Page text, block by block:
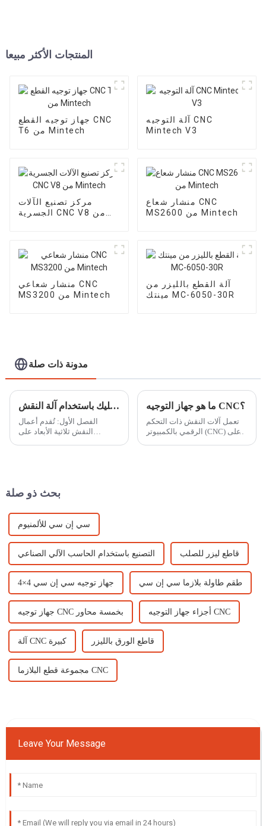
المنتجات الأكثر مبيعا
جهاز توجيه القطع CNC
T6 من Mintech
آلة التوجيه CNC
Mintech V3
مركز تصنيع الآلات
الجسرية CNC V8 من
منشار شعاع CNC
MS2600 من Mintech
منشار شعاعي CNC
MS3200 من Mintech
آلة القطع بالليزر من
مينتك MC-6050-30R
مدونة ذات صلة
كيفية إنشاء أعمال نقش ثلاثية الأبعاد من الأكريليك باستخدام آلة النقش CNC
الفصل الأول: تُقدم أعمال
النقش ثلاثية الأبعاد على
ما هو جهاز التوجيه CNC؟
تعمل آلات النقش ذات التحكم
الرقمي بالكمبيوتر (CNC) على
بحث ذو صلة
سي إن سي للألمنيوم
التصنيع باستخدام الحاسب الآلي الصناعي قاطع ليزر للصلب
جهاز توجيه سي إن سي 4×4 طقم طاولة بلازما سي إن سي
جهاز توجيه CNC بخمسة محاور أجزاء جهاز التوجيه CNC
آلة CNC كبيرة قاطع الورق بالليزر
مجموعة قطع البلازما CNC
Leave Your Message